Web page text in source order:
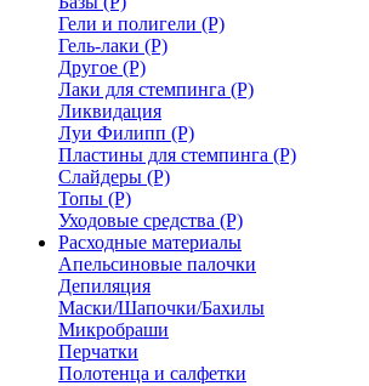
Гели и полигели (Р)
Гель-лаки (Р)
Другое (Р)
Лаки для стемпинга (Р)
Ликвидация
Луи Филипп (Р)
Пластины для стемпинга (Р)
Слайдеры (Р)
Топы (Р)
Уходовые средства (Р)
Расходные материалы
Апельсиновые палочки
Депиляция
Маски/Шапочки/Бахилы
Микробраши
Перчатки
Полотенца и салфетки